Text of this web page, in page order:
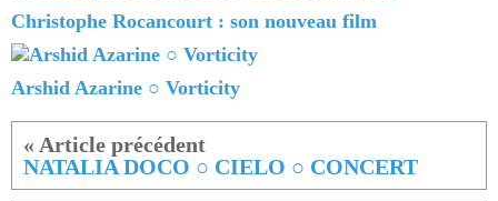
Christophe Rocancourt : son nouveau film
Arshid Azarine ○ Vorticity
NATALIA DOCO ○ CIELO ○ CONCERT